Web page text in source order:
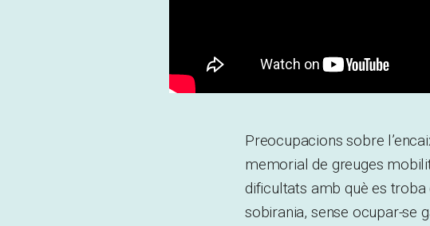
Preocupacions sobre
memorial de greuges
dificultats amb què es
sobirania, sense ocupar-se